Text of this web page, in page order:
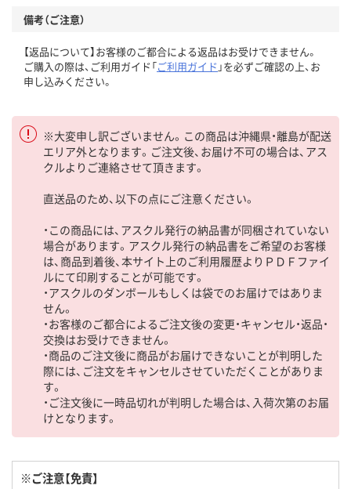
備考（ご注意）
【返品について】お客様のご都合による返品はお受けできません。
ご購入の際は、ご利用ガイド「ご利用ガイド 」を必ずご確認の上、お
申し込みください。
※大変申し訳ございません。この商品は沖縄県・離島が配送
エリア外となります。ご注文後、お届け不可の場合は、アス
クルよりご連絡させて頂きます。
直送品のため、以下の点にご注意ください。
・この商品には、アスクル発行の納品書が同梱されていない
場合があります。アスクル発行の納品書をご希望のお客様
は、商品到着後、本サイト上のご利用履歴よりＰＤＦファイ
ルにて印刷することが可能です。
・アスクルのダンボールもしくは袋でのお届けではありま
せん。
・お客様のご都合によるご注文後の変更・キャンセル・返品・
交換はお受けできません。
・商品のご注文後に商品がお届けできないことが判明した
際には、ご注文をキャンセルさせていただくことがありま
す。
・ご注文後に一時品切れが判明した場合は、入荷次第のお届
けとなります。
※ご注意【免責】